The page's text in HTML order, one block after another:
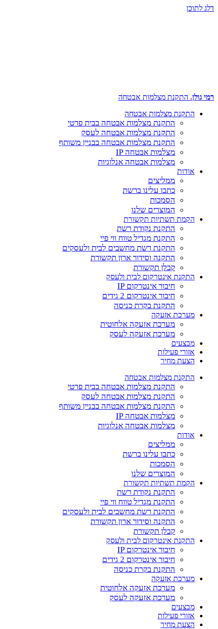
דלג לתוכן
רמי גולן. התקנת מצלמות אבטחה
התקנת מצלמות אבטחה
התקנת מצלמות אבטחה בבית פרטי
התקנת מצלמות אבטחה לעסק
התקנת מצלמות אבטחה בבניין משותף
מצלמות אבטחה IP
מצלמות אבטחה אנלוגיות
אודות
ממליצים
כתבו עלינו ברשת
הסמכות
המוצרים שלנו
הקמת תשתיות תקשורת
התקנת נקודת רשת
התקנת מגדיל טווח ווי פיי
התקנת רשת מחשבים לבית ולעסקים
התקנה וסידור ארון תקשורת
קבלן תקשורת
התקנת אינטרקום לבית ולעסק
חיבור אינטרקום IP
חיבור אינטרקום 2 גידים
התקנת בקרת כניסה
מערכת אזעקה
מערכת אזעקה אלחוטית
מערכת אזעקה לעסק
מבצעים
אזורי פעילות
הצעת מחיר
התקנת מצלמות אבטחה
התקנת מצלמות אבטחה בבית פרטי
התקנת מצלמות אבטחה לעסק
התקנת מצלמות אבטחה בבניין משותף
מצלמות אבטחה IP
מצלמות אבטחה אנלוגיות
אודות
ממליצים
כתבו עלינו ברשת
הסמכות
המוצרים שלנו
הקמת תשתיות תקשורת
התקנת נקודת רשת
התקנת מגדיל טווח ווי פיי
התקנת רשת מחשבים לבית ולעסקים
התקנה וסידור ארון תקשורת
קבלן תקשורת
התקנת אינטרקום לבית ולעסק
חיבור אינטרקום IP
חיבור אינטרקום 2 גידים
התקנת בקרת כניסה
מערכת אזעקה
מערכת אזעקה אלחוטית
מערכת אזעקה לעסק
מבצעים
אזורי פעילות
הצעת מחיר